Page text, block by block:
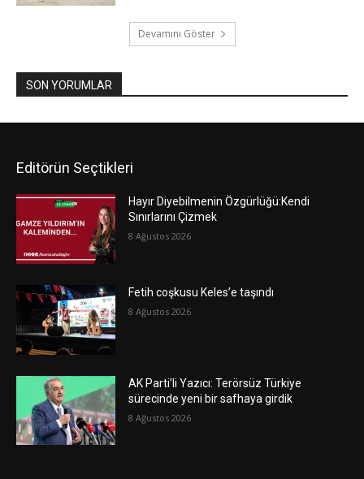
Devamını Göster
SON YORUMLAR
Editörün Seçtikleri
Hayır Diyebilmenin Özgürlüğü:Kendi
Sınırlarını Çizmek
8 Ağustos 2026
Fetih coşkusu Keles’e taşındı
8 Ağustos 2026
AK Parti’li Yazıcı: Terörsüz Türkiye
sürecinde yeni bir safhaya girdik
8 Ağustos 2026